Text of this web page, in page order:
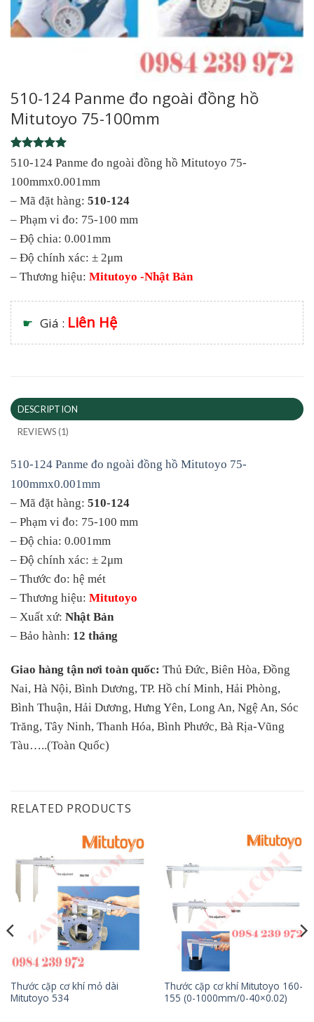
510-124 Panme đo ngoài đồng hồ
Mitutoyo 75-100mm
Rated5
out of 5
based on
1
rating
510-124 Panme đo ngoài đồng hồ Mitutoyo 75-
100mmx0.001mm
– Mã đặt hàng: 510-124
– Phạm vi đo: 75-100 mm
– Độ chia: 0.001mm
– Độ chính xác: ± 2μm
– Thương hiệu: Mitutoyo -Nhật Bản
☛ Giá : Liên Hệ
DESCRIPTION
REVIEWS (1)
510-124 Panme đo ngoài đồng hồ Mitutoyo 75-
100mmx0.001mm
– Mã đặt hàng: 510-124
– Phạm vi đo: 75-100 mm
– Độ chia: 0.001mm
– Độ chính xác: ± 2μm
– Thước đo: hệ mét
– Thương hiệu: Mitutoyo
– Xuất xứ: Nhật Bản
– Bảo hành: 12 tháng
Giao hàng tận nơi toàn quốc: Thủ Đức, Biên Hòa, Đồng
Nai, Hà Nội, Bình Dương, TP. Hồ chí Minh, Hải Phòng,
Bình Thuận, Hải Dương, Hưng Yên, Long An, Ngệ An, Sóc
Trăng, Tây Ninh, Thanh Hóa, Bình Phước, Bà Rịa-Vũng
Tàu…..(Toàn Quốc)
RELATED PRODUCTS
Thước cặp cơ khí mỏ dài
Mitutoyo 534
Thước cặp cơ khí Mitutoyo 160-
155 (0-1000mm/0-40×0.02)